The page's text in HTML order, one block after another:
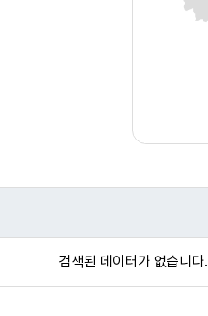
검색된 데이터가 없습니다.